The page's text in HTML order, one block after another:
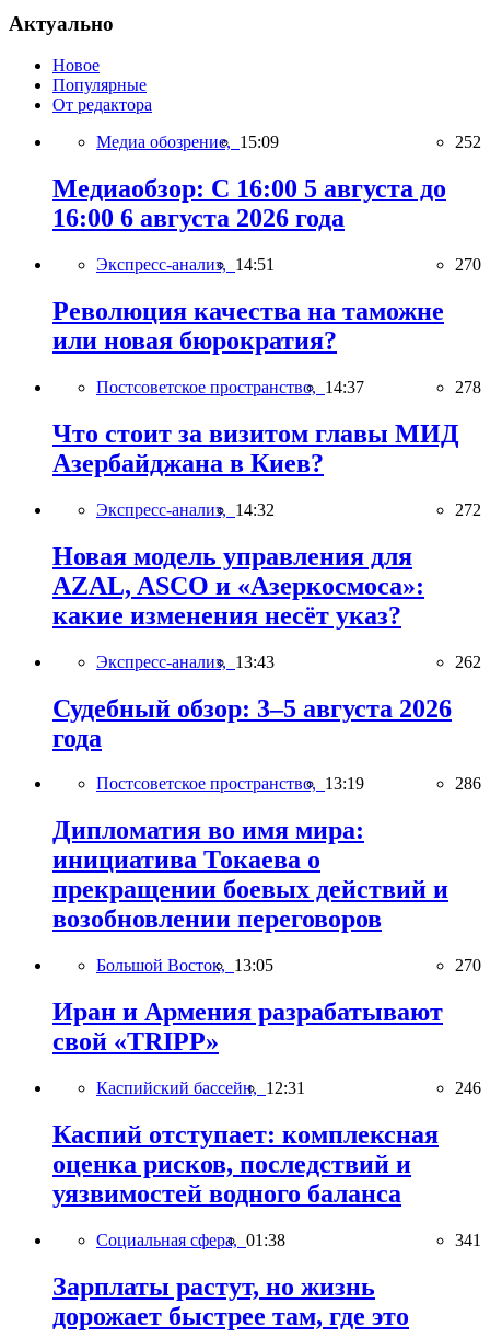
Актуально
Новое
Популярные
От редактора
Медиа обозрение, 15:09 252
Медиаобзор: С 16:00 5 августа до
16:00 6 августа 2026 года
Экспресс-анализ, 14:51 270
Революция качества на таможне
или новая бюрократия?
Постсоветское пространство, 14:37 278
Что стоит за визитом главы МИД
Азербайджана в Киев?
Экспресс-анализ, 14:32 272
Новая модель управления для
AZAL, ASCO и «Азеркосмоса»:
какие изменения несёт указ?
Экспресс-анализ, 13:43 262
Судебный обзор: 3–5 августа 2026
года
Постсоветское пространство, 13:19 286
Дипломатия во имя мира:
инициатива Токаева о
прекращении боевых действий и
возобновлении переговоров
Большой Восток, 13:05 270
Иран и Армения разрабатывают
свой «TRIPP»
Каспийский бассейн, 12:31 246
Каспий отступает: комплексная
оценка рисков, последствий и
уязвимостей водного баланса
Социальная сфера, 01:38 341
Зарплаты растут, но жизнь
дорожает быстрее там, где это